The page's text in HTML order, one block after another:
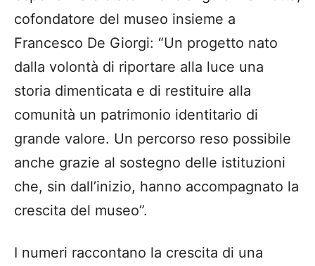
cofondatore del museo insieme a
Francesco De Giorgi: “Un progetto nato
dalla volontà di riportare alla luce una
storia dimenticata e di restituire alla
comunità un patrimonio identitario di
grande valore. Un percorso reso possibile
anche grazie al sostegno delle istituzioni
che, sin dall’inizio, hanno accompagnato la
crescita del museo”.
I numeri raccontano la crescita di una